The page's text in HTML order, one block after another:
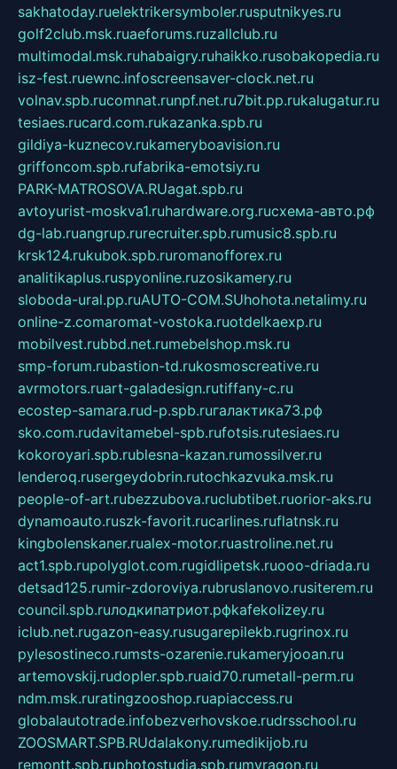
sakhatoday.ruelektrikersymboler.rusputnikyes.ru
golf2club.msk.ruaeforums.ruzallclub.ru
multimodal.msk.ruhabaigry.ruhaikko.rusobakopedia.ru
isz-fest.ruewnc.infoscreensaver-clock.net.ru
volnav.spb.rucomnat.runpf.net.ru7bit.pp.rukalugatur.ru
tesiaes.rucard.com.rukazanka.spb.ru
gildiya-kuznecov.rukameryboavision.ru
griffoncom.spb.rufabrika-emotsiy.ru
PARK-MATROSOVA.RUagat.spb.ru
avtoyurist-moskva1.ruhardware.org.ruсхема-авто.рф
dg-lab.ruangrup.rurecruiter.spb.rumusic8.spb.ru
krsk124.rukubok.spb.ruromanofforex.ru
analitikaplus.ruspyonline.ruzosikamery.ru
sloboda-ural.pp.ruAUTO-COM.SUhohota.netalimy.ru
online-z.comaromat-vostoka.ruotdelkaexp.ru
mobilvest.rubbd.net.rumebelshop.msk.ru
smp-forum.rubastion-td.rukosmoscreative.ru
avrmotors.ruart-galadesign.rutiffany-c.ru
ecostep-samara.rud-p.spb.ruгалактика73.рф
sko.com.rudavitamebel-spb.rufotsis.rutesiaes.ru
kokoroyari.spb.rublesna-kazan.rumossilver.ru
lenderoq.rusergeydobrin.rutochkazvuka.msk.ru
people-of-art.rubezzubova.ruclubtibet.ruorior-aks.ru
dynamoauto.ruszk-favorit.rucarlines.ruflatnsk.ru
kingbolenskaner.rualex-motor.ruastroline.net.ru
act1.spb.rupolyglot.com.rugidlipetsk.ruooo-driada.ru
detsad125.rumir-zdoroviya.rubruslanovo.rusiterem.ru
council.spb.ruлодкипатриот.рфkafekolizey.ru
iclub.net.rugazon-easy.rusugarepilekb.rugrinox.ru
pylesostineco.rumsts-ozarenie.rukameryjooan.ru
artemovskij.rudopler.spb.ruaid70.rumetall-perm.ru
ndm.msk.ruratingzooshop.ruapiaccess.ru
globalautotrade.infobezverhovskoe.rudrsschool.ru
ZOOSMART.SPB.RUdalakony.rumedikijob.ru
remontt.spb.ruphotostudia.spb.rumyragon.ru